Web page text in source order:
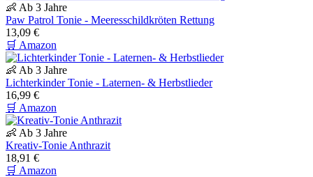
👶 Ab 3 Jahre
Paw Patrol Tonie - Meeresschildkröten Rettung
13,09 €
🛒 Amazon
👶 Ab 3 Jahre
Lichterkinder Tonie - Laternen- & Herbstlieder
16,99 €
🛒 Amazon
👶 Ab 3 Jahre
Kreativ-Tonie Anthrazit
18,91 €
🛒 Amazon